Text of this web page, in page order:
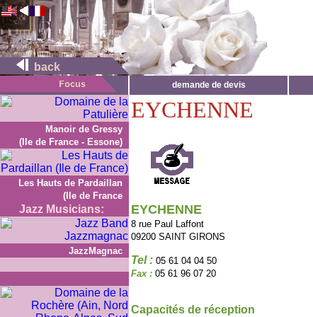
back
demande de devis
Manoir de Gressy
(Ile de France - Essone)
Les Hauts de Pardaillan
(Ile de France
Jazz Musicians:
JazzMagnac
EYCHENNE
EYCHENNE
8 rue Paul Laffont
09200 SAINT GIRONS
Tel : 05 61 04 04 50
Fax : 05 61 96 07 20
Capacités de réception